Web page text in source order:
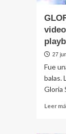
27
Fue
balas.
Gloria
Leer